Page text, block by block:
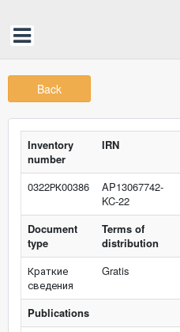
Back
Inventory
number
IRN
0322РК00386
AP13067742-
KC-22
Document
type
Terms of
distribution
Краткие
сведения
Gratis
Publications